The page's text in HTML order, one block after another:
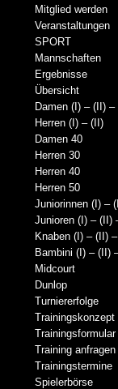
Mitglied werden
Veranstaltungen
SPORT
Mannschaften
Ergebnisse
Übersicht
Damen (I) – (II) –
Herren (I) – (II)
Damen 40
Herren 30
Herren 40
Herren 50
Juniorinnen (I) –
Junioren (I) – (II)
Knaben (I) – (II)
Bambini (I) – (II)
Midcourt
Dunlop
Turniererfolge
Trainingskonzept
Trainingsformular
Training anfragen
Trainingstermine
Spielerbörse